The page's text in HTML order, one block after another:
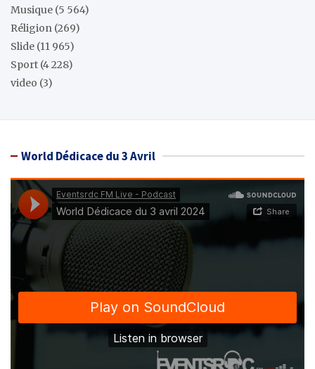
Musique (5 564)
Réligion (269)
Slide (11 965)
Sport (4 228)
video (3)
World Dédicace du 3 Avril